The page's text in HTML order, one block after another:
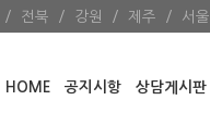
/ 전북 / 강원 / 제주 / 서울
HOME 공지시항 상담게시판